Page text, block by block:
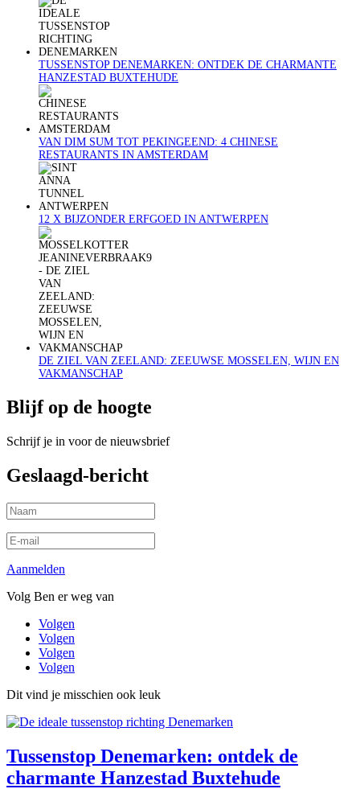
TUSSENSTOP DENEMARKEN: ONTDEK DE CHARMANTE
HANZESTAD BUXTEHUDE
VAN DIM SUM TOT PEKINGEEND: 4 CHINESE
RESTAURANTS IN AMSTERDAM
12 X BIJZONDER ERFGOED IN ANTWERPEN
DE ZIEL VAN ZEELAND: ZEEUWSE MOSSELEN, WIJN EN
VAKMANSCHAP
Blijf op de hoogte
Schrijf je in voor de nieuwsbrief
Geslaagd-bericht
Aanmelden
Volg Ben er weg van
Volgen
Volgen
Volgen
Volgen
Dit vind je misschien ook leuk
Tussenstop Denemarken: ontdek de
charmante Hanzestad Buxtehude